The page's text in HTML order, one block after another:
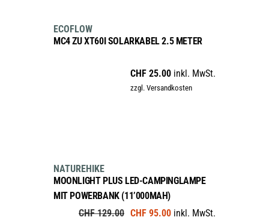
MC4 ZU XT60I SOLARKABEL 2.5 METER
CHF 25.00 inkl. MwSt.
zzgl. Versandkosten
ECOFLOW
sale
MOONLIGHT PLUS LED-CAMPINGLAMPE
MIT POWERBANK (11’000MAH)
CHF129.00 Ursprünglicher
CHF 95.00Aktueller
inkl. MwSt.
NATUREHIKE